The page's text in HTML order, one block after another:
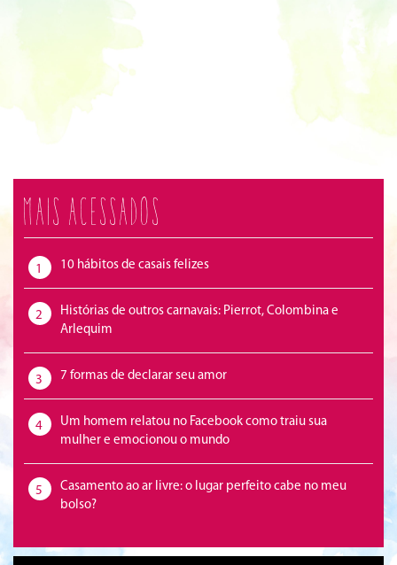
Mais acessados
1 10 hábitos de casais felizes
2
Histórias de outros carnavais: Pierrot, Colombina e
Arlequim
3 7 formas de declarar seu amor
4
Um homem relatou no Facebook como traiu sua
mulher e emocionou o mundo
5
Casamento ao ar livre: o lugar perfeito cabe no meu
bolso?